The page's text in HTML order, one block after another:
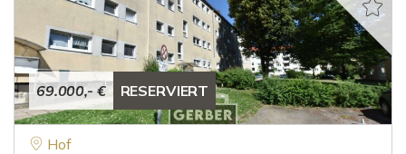
69.000,- € RESERVIERT
Hof